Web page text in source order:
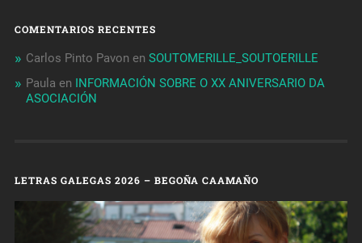
COMENTARIOS RECENTES
Carlos Pinto Pavon en SOUTOMERILLE_SOUTOERILLE
Paula en INFORMACIÓN SOBRE O XX ANIVERSARIO DA
ASOCIACIÓN
LETRAS GALEGAS 2026 – BEGOÑA CAAMAÑO